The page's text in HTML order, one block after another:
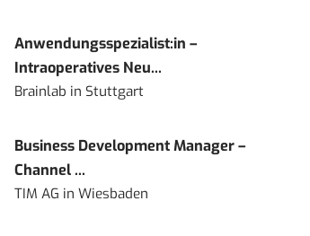
Anwendungsspezialist:in –
Intraoperatives Neu...
Brainlab in Stuttgart
Business Development Manager –
Channel ...
TIM AG inWiesbaden